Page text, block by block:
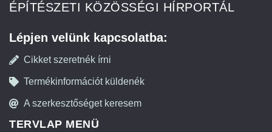
ÉPÍTÉSZETI KÖZÖSSÉGI HÍRPORTÁL
Lépjen velünk kapcsolatba:
Cikket szeretnék írni
Termékinformációt küldenék
A szerkesztőséget keresem
TERVLAP MENÜ